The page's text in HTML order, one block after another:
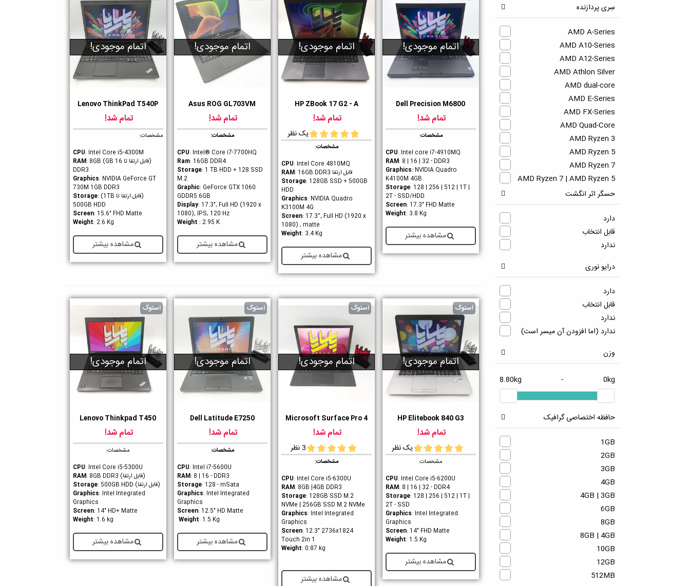
سِری پردازنده
AMD A-Series
AMD A10-Series
AMD A12-Series
AMD Athlon Silver
AMD dual-core
AMD E-Series
AMD FX-Series
AMD Quad-Core
AMD Ryzen 3
AMD Ryzen 5
AMD Ryzen 7
AMD Ryzen 7 | AMD Ryzen 5
AMD Ryzen 7 | AMD Ryzen 5 |
AMD Ryzen 3
AMD Ryzen 9
AMD Turion II Dual-Core
Apple M1
Apple M2
Intel Celeron
Intel Core 2
Intel Core 2 Duo
Intel Core i3
Intel Core i3 | Intel Pentium
Gold
Intel Core i5
Intel Core i5 | Intel Core i3
Intel Core i7
Intel Core i7 | Intel Core i5
Intel Core i7 | Intel Xeon E3
Intel Core i9
Intel Core M
Intel Core M5
Intel Core m7
Intel dual-core
Intel Pentium
Intel Pentium
Intel Pentium Dual Core
Intel Pentium Silver
Intel Xeon
Intel Xeon E-Series
حسگر اثر انگشت
دارد
قابل انتخاب
ندارد
درایو نوری
دارد
قابل انتخاب
ندارد
ندارد (اما افزودن آن میسر است)
وزن
0kg
-
8.80kg
حافظه اختصاصی گرافیک
1GB
2GB
3GB
4GB
4GB | 3GB
6GB
8GB
8GB | 4GB
10GB
12GB
512MB
اتمام موجودی!
دوست داشتن
Dell Precision M6800
تمام شد!
مشخصات:
CPU: Intel core i7-4910MQ
RAM: 8 | 16 | 32 - DDR3
Graphics: NVIDIA Quadro
K4100M 4GB
Storage: 128 | 256 | 512 | 1T |
2T - SSD/HDD
Screen: 17.3" FHD Matte
Weight: 3.8 Kg
مشاهده بیشتر
اتمام موجودی!
دوست داشتن
HP ZBook 17 G2 - A
تمام شد!
یک نظر
مشخصات:
CPU: Intel Core 4810MQ
قابل ارتقا : 16GB DDR3
Storage: 128GB SSD + 500GB
HDD
Graphics: NVIDIA Quadro
K3100M 4G
Screen: 17.3”, Full HD (1920 x
1080) , matte
Weight: 3.4 Kg
مشاهده بیشتر
اتمام موجودی!
دوست داشتن
Asus ROG GL703VM
تمام شد!
مشخصات:
CPU: Intel® Core i7-7700HQ
Ram: 16GB DDR4
Storage: 1 TB HDD + 128 SSD
M.2
Graphic: GeForce GTX 1060
GDDR5 6GB
Display: 17.3", Full HD (1920 x
1080), IPS, 120 Hz
Weight : 2.95 K
مشاهده بیشتر
اتمام موجودی!
دوست داشتن
Lenovo ThinkPad T540P
تمام شد!
مشخصات:
CPU: Intel Core i5-4300M
(قابل ارتقا تا 16 GB)
: 8GB
DDR3
Graphics: NVIDIA GeForce GT
730M 1GB DDR3
(قابل ارتقا تا 1TB)
Storage:
500GB HDD
Screen: 15.6" FHD Matte
Weight: 2.6 Kg
مشاهده بیشتر
استوک
اتمام موجودی!
دوست داشتن
HP Elitebook 840 G3
تمام شد!
یک نظر
مشخصات:
CPU: Intel Core i5-6200U
RAM: 8 | 16 | 32 - DDR4
Storage: 128 | 256 | 512 | 1T |
2T - SSD
Graphics: Intel Integrated
Graphics
Screen: 14" FHD Matte
Weight: 1.5 Kg
مشاهده بیشتر
استوک
اتمام موجودی!
دوست داشتن
Microsoft Surface Pro 4
تمام شد!
3 نظر
مشخصات:
CPU: Intel Core i5-6300U
RAM: 8GB |4GB DDR3
Storage: 128GB SSD M.2
NVMe | 256GB SSD M.2 NVMe
Graphics: Intel Integrated
Graphics
Screen: 12.3" 2736x1824
Touch 2in 1
Weight: 0.87 kg
مشاهده بیشتر
استوک
اتمام موجودی!
دوست داشتن
Dell Latitude E7250
تمام شد!
مشخصات:
CPU: Intel i7-5600U
RAM: 8 | 16 - DDR3
Storage: 128 - mSata
Graphics: Intel Integrated
Graphics
Screen: 12.5" HD Matte
Weight: 1.5 Kg
مشاهده بیشتر
استوک
اتمام موجودی!
دوست داشتن
Lenovo Thinkpad T450
تمام شد!
مشخصات:
CPU: Intel Core i5-5300U
(قابل ارتقا) : 8GB DDR3
(قابل ارتقا) : 500GB HDD
Graphics: Intel Integrated
Graphics
Screen: 14" HD+ Matte
Weight: 1.6 kg
مشاهده بیشتر